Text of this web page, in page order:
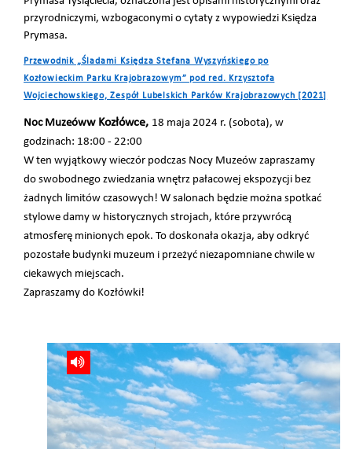
przyrodniczymi, wzbogaconymi o cytaty z wypowiedzi Księdza
Prymasa.
Przewodnik „Śladami Księdza Stefana Wyszyńskiego po
Kozłowieckim Parku Krajobrazowym” pod red. Krzysztofa
Wojciechowskiego, Zespół Lubelskich Parków Krajobrazowych [2021]
Noc Muzeóww Kozłówce, 18 maja 2024 r. (sobota), w
godzinach: 18:00 - 22:00
W ten wyjątkowy wieczór podczas Nocy Muzeów zapraszamy
do swobodnego zwiedzania wnętrz pałacowej ekspozycji bez
żadnych limitów czasowych! W salonach będzie można spotkać
stylowe damy w historycznych strojach, które przywrócą
atmosferę minionych epok. To doskonała okazja, aby odkryć
pozostałe budynki muzeum i przeżyć niezapomniane chwile w
ciekawych miejscach.
Zapraszamy do Kozłówki!